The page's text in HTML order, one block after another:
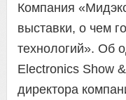
Компания
выставки, о чем
технологий». Об
Electronics Show
директора